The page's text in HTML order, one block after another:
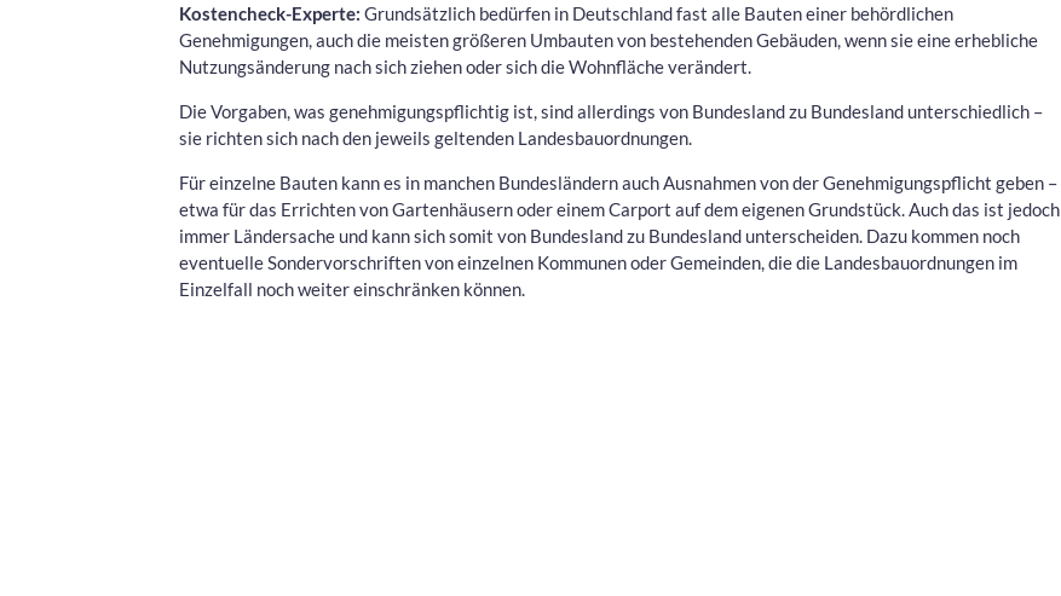
Kostencheck-Experte: Grundsätzlich bedürfen in Deutschland fast alle Bauten einer behördlichen
Genehmigungen, auch die meisten größeren Umbauten von bestehenden Gebäuden, wenn sie eine erhebliche
Nutzungsänderung nach sich ziehen oder sich die Wohnfläche verändert.
Die Vorgaben, was genehmigungspflichtig ist, sind allerdings von Bundesland zu Bundesland unterschiedlich –
sie richten sich nach den jeweils geltenden Landesbauordnungen.
Für einzelne Bauten kann es in manchen Bundesländern auch Ausnahmen von der Genehmigungspflicht geben –
etwa für das Errichten von Gartenhäusern oder einem Carport auf dem eigenen Grundstück. Auch das ist jedoch
immer Ländersache und kann sich somit von Bundesland zu Bundesland unterscheiden. Dazu kommen noch
eventuelle Sondervorschriften von einzelnen Kommunen oder Gemeinden, die die Landesbauordnungen im
Einzelfall noch weiter einschränken können.